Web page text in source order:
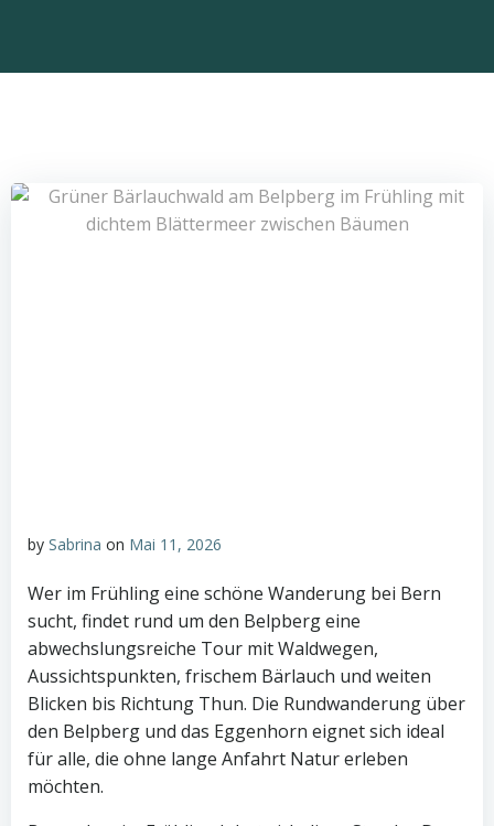
by Sabrina on Mai 11, 2026
Wer im Frühling eine schöne Wanderung bei Bern
sucht, findet rund um den Belpberg eine
abwechslungsreiche Tour mit Waldwegen,
Aussichtspunkten, frischem Bärlauch und weiten
Blicken bis Richtung Thun. Die Rundwanderung über
den Belpberg und das Eggenhorn eignet sich ideal
für alle, die ohne lange Anfahrt Natur erleben
möchten.